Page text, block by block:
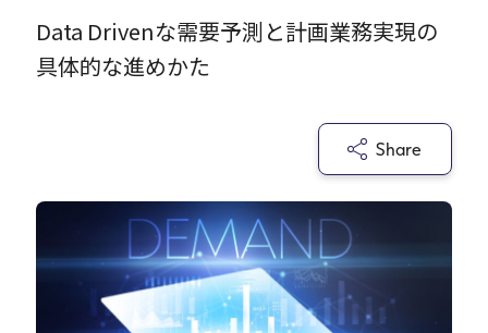
Expert
Careers
News
メディア掲載
書籍
Data Drivenな需要予測と計画業務実現の
具体的な進めかた
Share